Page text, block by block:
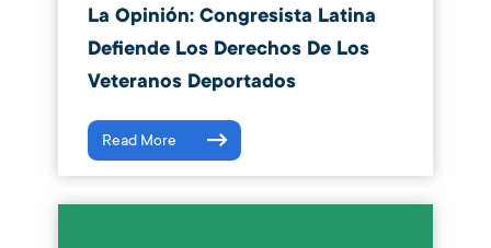
La Opinión: Congresista Latina
Defiende Los Derechos De Los
Veteranos Deportados
Read More